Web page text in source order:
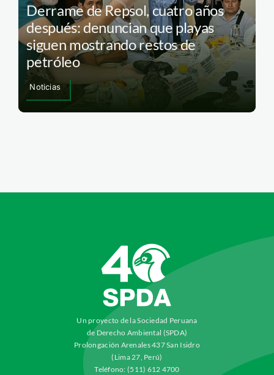
Derrame de Repsol, cuatro años
después: denuncian que playas
siguen mostrando restos de
petróleo
Noticias
Un proyecto de la Sociedad Peruana
de Derecho Ambiental (SPDA)
Prolongación Arenales 437 San Isidro
(Lima 27, Perú)
Teléfono: (511) 612 4700